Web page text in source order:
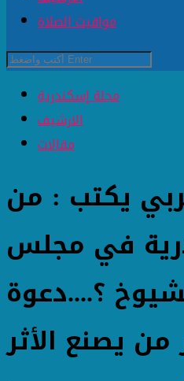
مواقيت الصلاة
مجلة إسكندرية
الارشيف
مقالات
يكتب : من
في مجلس
؟....دعوة
من يصنع الأثر